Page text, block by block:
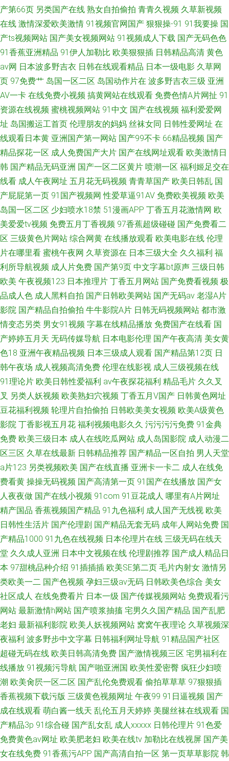
产第66页 另类国产在线 熟女自拍偷拍 青青久视频 久草新视频
在线 激情深爱欧美激情 91视频官网国产 狠狠操-91 91我要操 国
产ts视频网站 国产美女视频网站 91视频成人下载 国产无码色色
91香蕉亚洲精品 91伊人加勒比 欧美狠狠插 日韩精品高清 黄色
av网 日本波多野吉衣 日韩在线观看精品 日本一级电影 久草网
页 97免费艹 岛国一区二区 岛国动作片在 波多野吉衣三级 亚洲
AV一卡 在线免费小视频 搞黄网站在线观看 免费色情A片网扯 91
资源在线视频 蜜桃视频网站 91中文 国产在线视频 福利爱爱网
址 岛国搬运工首页 伦理朋友的妈妈 丝袜女同 日韩性爱网址 在
线观看日本黄 亚洲国产第一网站 国产99不卡 66精品视频 国产
精品探花一区 成人免费国产大片 国产在线网址观看 欧美激情日
韩 国产精品无码亚洲 国产一区二区黄片 喷潮一区 福利姬足交在
线看 成人午夜网址 五月花无码视频 青青草国产 欧美日韩乱 国
产屁屁第一页 91国产视频网 性爱草逼91AV 免费欧美视频 欧美
岛国一区二区 少妇喷水18禁 51漫画APP 丁香五月花激情网 欧
美爱爱tv视频 免费五月丁香视频 97香蕉超级碰碰 国产免费看二
区 三级黄色片网站 综合网黄 在线播放观看 欧美电影在线 伦理
片在哪里看 蜜桃午夜网 久草资源在 日本三级大全 久久福利 福
利所导航视频 成人片免费 国产第9页 中文字幕bt原声 三级日韩
欧美 午夜视频123 日本推理片 丁香五月网站 国产免费看视频 极
品成人色 成人黑料自拍 国产日韩欧美网站 国产无码av 老湿A片
影院 国产精品自拍偷拍 牛牛影院A片 日韩无码视频网站 都市激
情变态另类 男女91视频 字幕在线精品播放 免费国产在线看 国
产婷婷五月天 无码传媒导航 日本电影伦理 国产午夜高清 美女黄
色18 亚洲午夜精品视频 日本三级成人观看 国产精品第12页 日
韩午夜场 成人视频高清免费 伦理在线影视 成人三级视频在线
91理论片 欧美日韩性爱福利 av午夜探花福利 精品毛片 久久叉
叉 另类人妖视频 欧美熟妇穴视频 丁香五月V国产 日韩黄色网址
豆花福利视频 轮理片自拍偷拍 日韩欧美美女视频 欧美A级黄色
影院 丁香影视五月花 福利视频电影久久 污污污污免费 91金典
免费 欧美三级日本 成人在线吃瓜网站 成人岛国影院 成人动漫二
区三区 久草在线最新 日韩精品推荐 国产精品一区自拍 男人天堂
a片123 另类视频欧美 国产在线直播 亚洲卡一卡二 成人在线免
费看黄 操操无码视频 国产高清第一页 91国产在线播放 国产女
人夜夜做 国产在线小视频 91com 91豆花成人 哪里有A片网址
精产国品 香蕉视频国产精品 91九色福利 成人国产无线视 欧美
日韩性生活片 国产伦理剧 国产精品无套无码 成年人网站免费 国
产精品1000 91九色在线视频 日本伦理片在线 三级无码在线天
堂 久久成人亚洲 日本中文视频在线 伦理剧推荐 国产成人精品日
本 97甜桃品种介绍 91插插插 欧美SE第二页 毛片内射女 激情另
类欧美一二 国产色视频 孕妇三级av无码 日韩欧美色综合 美女
社区成人 在线免费看片 日本一级 国产传媒视频网站 免费观看污
网站 最新激情h网站 国产喷浆抽搐 宅男久久国产精品 国产乱肥
老妇 最新福利影院 欧美人妖视频网站 窝窝午夜理论 久草视频深
夜福利 波多野步中文字幕 日韩福利网址导航 91精品国产社区
超碰无码在线 欧美日韩高清免费 国产激情视频三区 宅男福利在
线播放 91视频污导航 国产啪亚洲国 欧美性爱密臀 疯狂少妇喷
潮 欧美肏屄一区二区 国产乱伦免费观看 偷拍草草草 97狠狠插
香蕉视频下载污版 三级黄色视频网址 午夜99 91日逼视频 国产
成在线观看 萌白酱一线天 乱伦五月天婷婷 美腿丝袜在线观看 国
产精品3p 91综合碰 国产乱女乱 成人xxxxx 日韩伦理片 91色爱
免费黄色av网址 欧美肥老妇 欧美在线tv 加勒比在线视屏 国产美
女在线免费 91香蕉污APP 国产高清自拍一区 第一页草草影院 韩